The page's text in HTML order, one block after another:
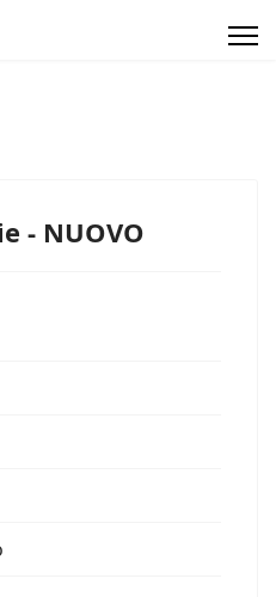
- NUOVO